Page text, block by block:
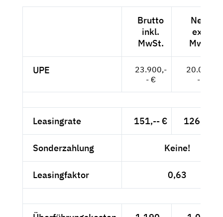
Brutto
inkl.
MwSt.
Netto
exkl.
MwSt.
UPE
23.900,-
- €
20.084,-
- €
Leasingrate 151,-- € 126,89 €
Sonderzahlung Keine!
Leasingfaktor 0,63